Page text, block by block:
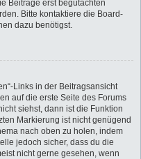
Beiträge erst begutachten
Bitte kontaktiere die Board-
dazu benötigst.
Links in der Beitragsansicht
auf die erste Seite des Forums
siehst, dann ist die Funktion
Markierung ist nicht genügend
nach oben zu holen, indem
jedoch sicher, dass du die
nicht gerne gesehen, wenn